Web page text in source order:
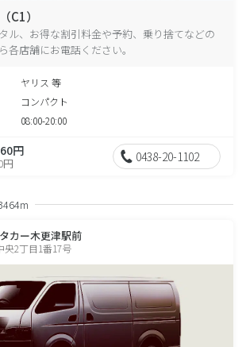
C1）
ル、お得な割引料金や予約、乗り捨てなどの
各店舗にお電話ください。
ヤリス 等
コンパクト
08:00-20:00
円
円 0438-20-1102
カー木更津駅前
央2丁目1番17号